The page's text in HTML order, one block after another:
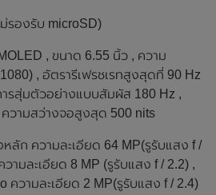
รองรับ microSD)
, ขนาด 6.55 นิ้ว , ความ
, อัตรารีเฟรชเรทสูงสุดที่ 90 Hz
รสุ่มตัวอย่างแบบสัมผัส 180 Hz ,
วามสว่างจอสูงสุด 500 nits
ลัก ความละเอียด 64 MP(รูรับแสง f /
ามละเอียด 8 MP (รูรับแสง f / 2.2) ,
ความละเอียด 2 MP(รูรับแสง f / 2.4)